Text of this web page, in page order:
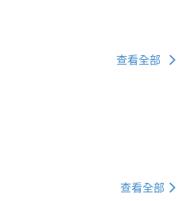
查看全部
查看全部